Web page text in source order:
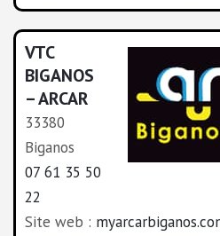
VTC
BIGANOS
– ARCAR
33380
Biganos
07 61 35 50
22
Site web :